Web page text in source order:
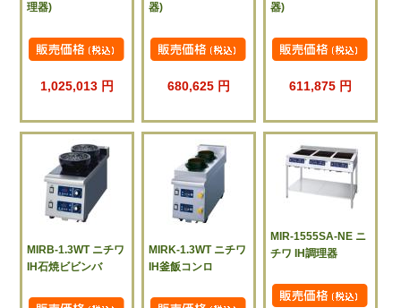
理器)
1,025,013 円
器)
680,625 円
器)
611,875 円
MIRB-1.3WT ニチワ
IH石焼ビビンバ
MIRK-1.3WT ニチワ
IH釜飯コンロ
MIR-1555SA-NE ニ
チワ IH調理器